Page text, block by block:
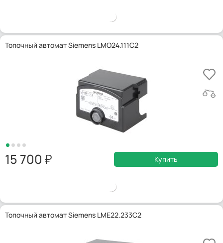
Топочный автомат Siemens LMO24.111C2
15 700 Купить
Топочный автомат Siemens LME22.233C2